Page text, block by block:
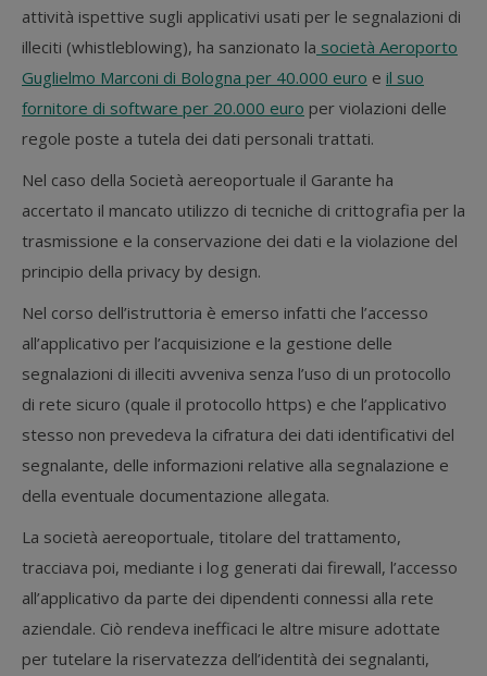
attività ispettive sugli applicativi usati per le segnalazioni di
illeciti (whistleblowing), ha sanzionato la società Aeroporto
Guglielmo Marconi di Bologna per 40.000 euro e il suo
fornitore di software per 20.000 euro per violazioni delle
regole poste a tutela dei dati personali trattati.
Nel caso della Società aereoportuale il Garante ha
accertato il mancato utilizzo di tecniche di crittografia per la
trasmissione e la conservazione dei dati e la violazione del
principio della privacy by design.
Nel corso dell’istruttoria è emerso infatti che l’accesso
all’applicativo per l’acquisizione e la gestione delle
segnalazioni di illeciti avveniva senza l’uso di un protocollo
di rete sicuro (quale il protocollo https) e che l’applicativo
stesso non prevedeva la cifratura dei dati identificativi del
segnalante, delle informazioni relative alla segnalazione e
della eventuale documentazione allegata.
La società aereoportuale, titolare del trattamento,
tracciava poi, mediante i log generati dai firewall, l’accesso
all’applicativo da parte dei dipendenti connessi alla rete
aziendale. Ciò rendeva inefficaci le altre misure adottate
per tutelare la riservatezza dell’identità dei segnalanti,